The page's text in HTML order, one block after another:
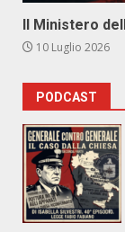
Il Ministero
10 Luglio 2026
PODCAST